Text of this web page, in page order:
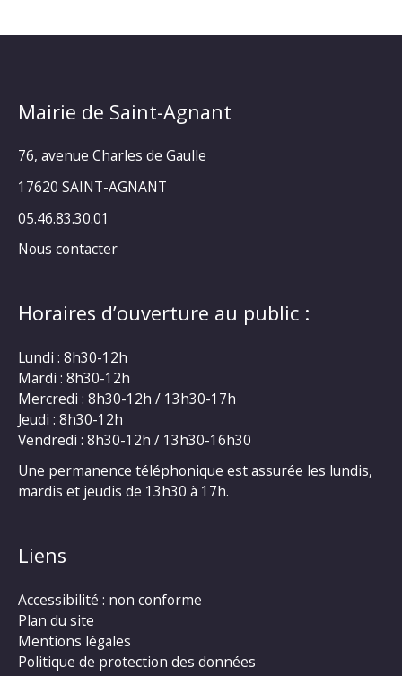
Mairie de Saint-Agnant
76, avenue Charles de Gaulle
17620 SAINT-AGNANT
05.46.83.30.01
Nous contacter
Horaires d’ouverture au public :
Lundi : 8h30-12h
Mardi : 8h30-12h
Mercredi : 8h30-12h / 13h30-17h
Jeudi : 8h30-12h
Vendredi : 8h30-12h / 13h30-16h30
Une permanence téléphonique est assurée les lundis,
mardis et jeudis de 13h30 à 17h.
Liens
Accessibilité : non conforme
Plan du site
Mentions légales
Politique de protection des données